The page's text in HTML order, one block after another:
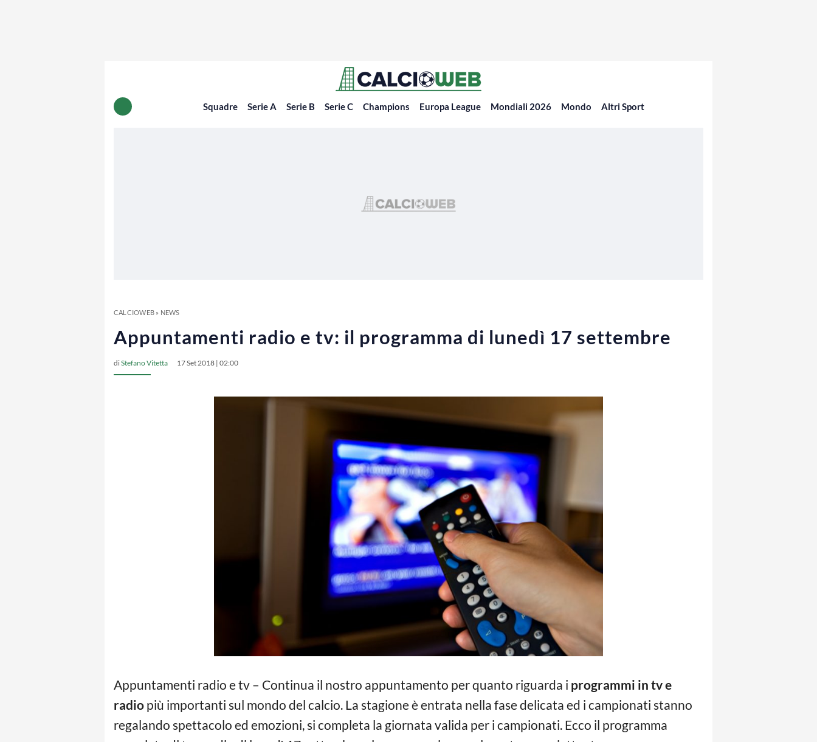
Squadre Serie A Serie B Serie C Champions Europa League Mondiali 2026 Mondo Altri Sport
CALCIOWEB» NEWS
Appuntamenti radio e tv: il programma di lunedì 17 settembre
diStefano Vitetta 17 Set 2018 | 02:00
Appuntamenti radio e tv – Continua il nostro appuntamento per quanto riguarda i programmi in tv e
radio più importanti sul mondo del calcio. La stagione è entrata nella fase delicata ed i campionati stanno
regalando spettacolo ed emozioni, si completa la giornata valida per i campionati. Ecco il programma